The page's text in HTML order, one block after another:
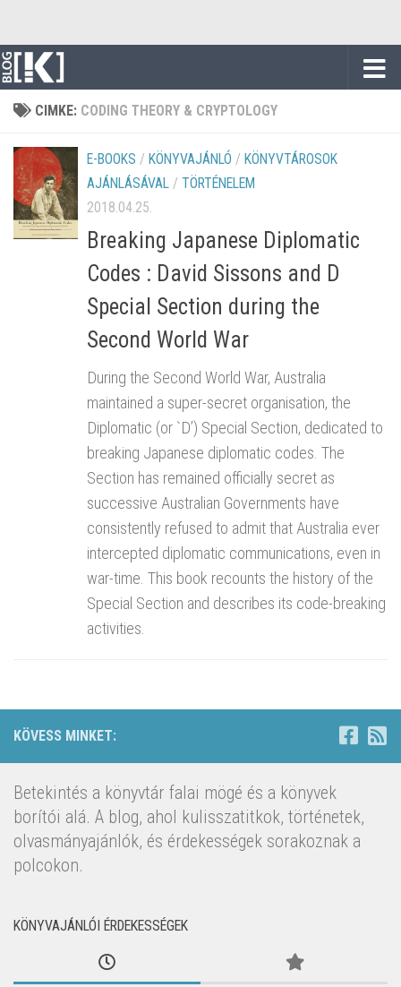
CIMKE: CODING THEORY & CRYPTOLOGY
E-BOOKS / KÖNYVAJÁNLÓ / KÖNYVTÁROSOK
AJÁNLÁSÁVAL / TÖRTÉNELEM
2018.04.25.
Breaking Japanese Diplomatic
Codes : David Sissons and D
Special Section during the
Second World War
During the Second World War, Australia
maintained a super-secret organisation, the
Diplomatic (or `D’) Special Section, dedicated to
breaking Japanese diplomatic codes. The
Section has remained officially secret as
successive Australian Governments have
consistently refused to admit that Australia ever
intercepted diplomatic communications, even in
war-time. This book recounts the history of the
Special Section and describes its code-breaking
activities.
KÖVESS MINKET:
Betekintés a könyvtár falai mögé és a könyvek
borítói alá. A blog, ahol kulisszatitkok, történetek,
olvasmányajánlók, és érdekességek sorakoznak a
polcokon.
KÖNYVAJÁNLÓI ÉRDEKESSÉGEK